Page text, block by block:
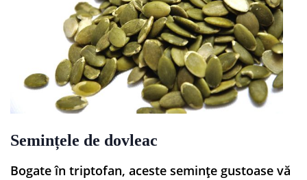
Semințele de dovleac
Bogate în triptofan, aceste semințe gustoase vă